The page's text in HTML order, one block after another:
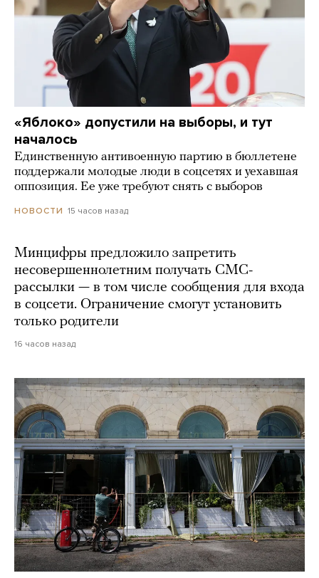
«Яблоко» допустили на выборы, и тут
началось
Единственную антивоенную партию в бюллетене
поддержали молодые люди в соцсетях и уехавшая
оппозиция. Ее уже требуют снять с выборов
НОВОСТИ 15 часов назад
Минцифры предложило запретить
несовершеннолетним получать СМС-
рассылки — в том числе сообщения для входа
в соцсети. Ограничение смогут установить
только родители
16 часов назад